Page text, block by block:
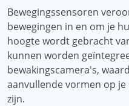
Bewegingssensoren
bewegingen in en om je
hoogte wordt gebracht
kunnen worden
bewakingscamera's,
aanvullende vormen op
zijn.